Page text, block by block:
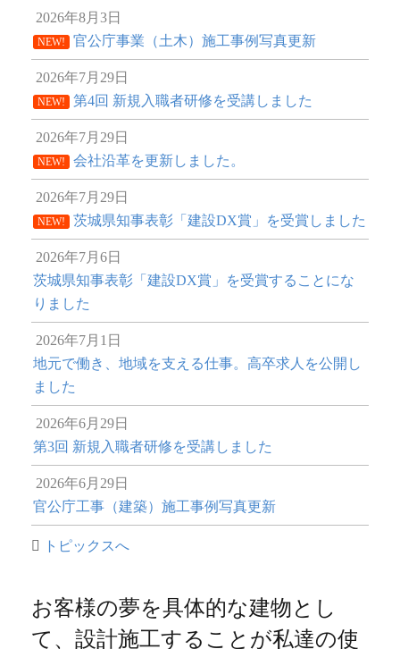
2026年8月3日
NEW! 官公庁事業（土木）施工事例写真更新
2026年7月29日
NEW! 第4回 新規入職者研修を受講しました
2026年7月29日
NEW! 会社沿革を更新しました。
2026年7月29日
NEW! 茨城県知事表彰「建設DX賞」を受賞しました
2026年7月6日
茨城県知事表彰「建設DX賞」を受賞することにな
りました
2026年7月1日
地元で働き、地域を支える仕事。高卒求人を公開し
ました
2026年6月29日
第3回 新規入職者研修を受講しました
2026年6月29日
官公庁工事（建築）施工事例写真更新
トピックスへ
お客様の夢を具体的な建物とし
て、設計施工することが私達の使